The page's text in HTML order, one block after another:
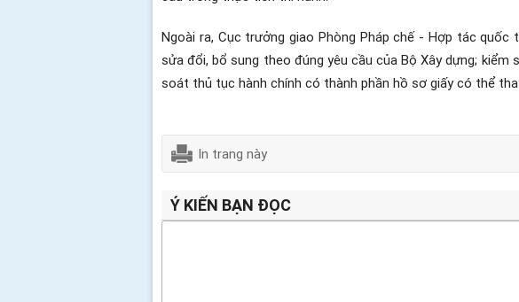
Ngoài ra, Cục trưởng giao Phòng Pháp chế - Hợp tác
sửa đổi, bổ sung theo đúng yêu cầu của Bộ Xây dựng;
soát thủ tục hành chính có thành phần hồ sơ giấy có thể
In trang này
Ý KIẾN BẠN ĐỌC